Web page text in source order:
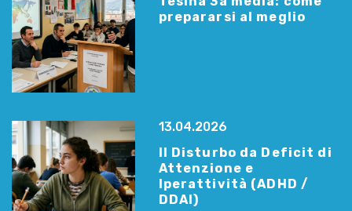
prepararsi al meglio
13.04.2026
Il Disturbo da Deficit di
Attenzione e
Iperattività (ADHD /
DDAI)